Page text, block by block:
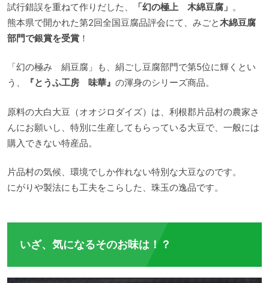
試行錯誤を重ねて作りだした、 「幻の極上 木綿豆腐」 。
熊本県で開かれた第2回全国豆腐品評会にて、みごと木綿豆腐
部門で銀賞を受賞！
「幻の極み 絹豆腐」も、絹ごし豆腐部門で第5位に輝くとい
う、
『とうふ工房 味華』 の渾身のシリーズ商品。
原料の大白大豆（オオジロダイズ）は、利根郡片品村の農家さ
んにお願いし、特別に生産してもらっている大豆で、一般には
購入できない特産品。
片品村の気候、環境でしか作れない特別な大豆なのです。
にがりや製法にも工夫をこらした、珠玉の逸品です。
いざ、気になるそのお味は！？